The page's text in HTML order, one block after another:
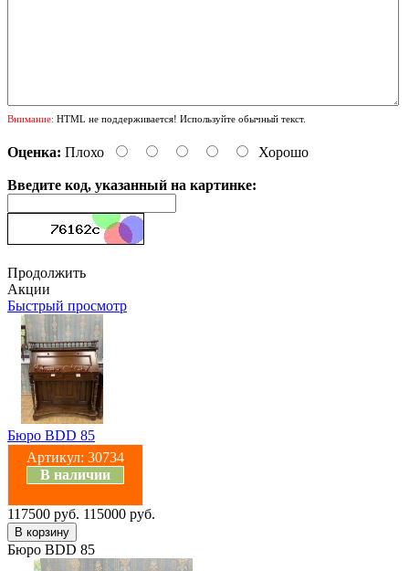
Внимание: HTML не поддерживается! Используйте обычный текст.
Оценка: Плохо Хорошо
Введите код, указанный на картинке:
Продолжить
Акции
Быстрый просмотр
Бюро BDD 85
Артикул: 30734
В наличии
117500 руб. 115000 руб.
Бюро BDD 85